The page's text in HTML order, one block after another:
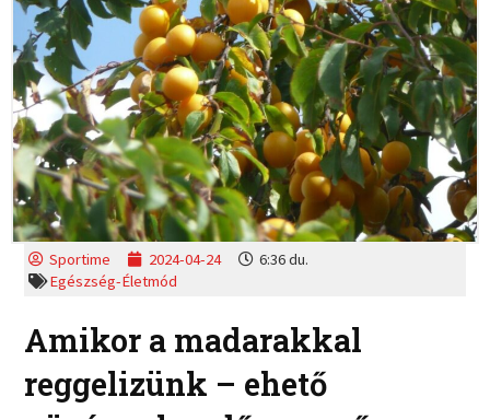
Sportime 2024-04-24
6:36 du.
Egészség-Életmód
Amikor a madarakkal
reggelizünk – ehető